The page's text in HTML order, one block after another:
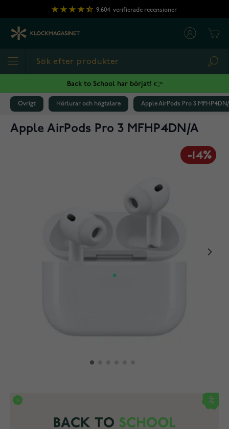
Hoppa till innehållet
9,604 verifierade recensioner
Back to School har börjat! 👉
Övrigt Hörlurar och högtalare Apple AirPods Pro 3
Apple AirPods Pro 3 MFHP4DN/A
-14%